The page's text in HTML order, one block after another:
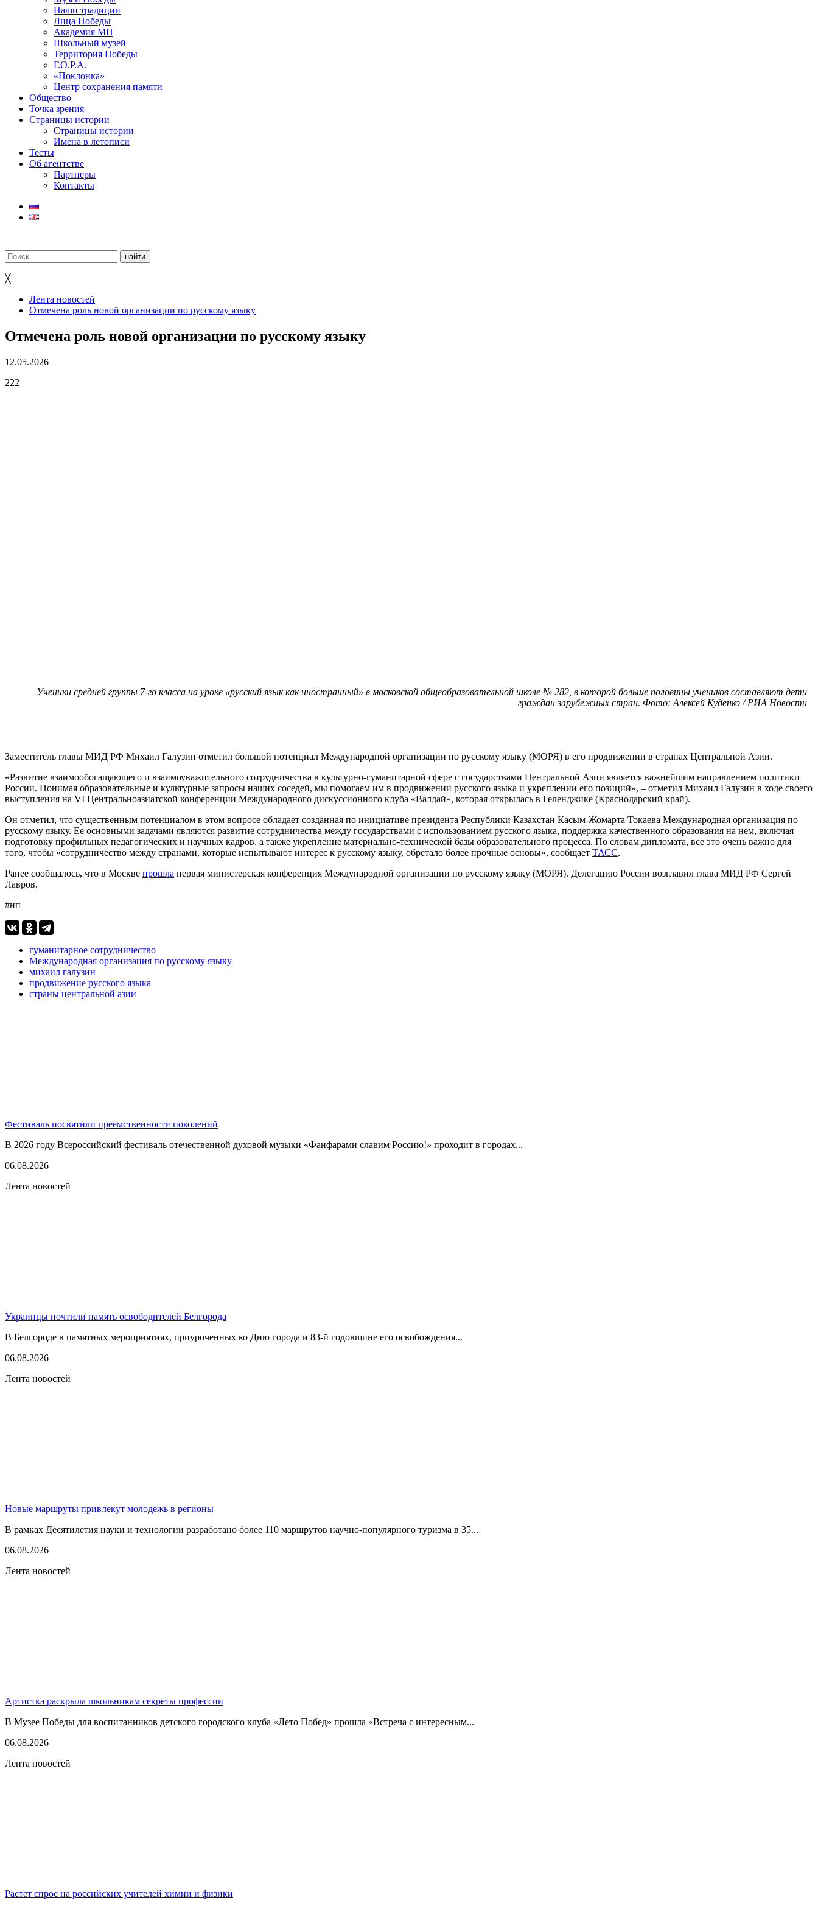
Наши традиции
Лица Победы
Академия МП
Школьный музей
Территория Победы
Г.О.Р.А.
«Поклонка»
Центр сохранения памяти
Общество
Точка зрения
Страницы истории
Страницы истории
Имена в летописи
Тесты
Об агентстве
Партнеры
Контакты
╳
Лента новостей
Отмечена роль новой организации по русскому языку
Отмечена роль новой организации по русскому языку
12.05.2026
222
Ученики средней группы 7-го класса на уроке «русский язык как иностранный» в московской общеобразовательной школе № 282, в которой больше половины учеников составляют дети
граждан зарубежных стран. Фото: Алексей Куденко / РИА Новости
Заместитель главы МИД РФ Михаил Галузин отметил большой потенциал Международной организации по русскому языку (МОРЯ) в его продвижении в странах Центральной Азии.
«Развитие взаимообогащающего и взаимоуважительного сотрудничества в культурно-гуманитарной сфере с государствами Центральной Азии является важнейшим направлением политики
России. Понимая образовательные и культурные запросы наших соседей, мы помогаем им в продвижении русского языка и укреплении его позиций», – отметил Михаил Галузин в ходе своего
выступления на VI Центральноазиатской конференции Международного дискуссионного клуба «Валдай», которая открылась в Геленджике (Краснодарский край).
Он отметил, что существенным потенциалом в этом вопросе обладает созданная по инициативе президента Республики Казахстан Касым-Жомарта Токаева Международная организация по
русскому языку. Ее основными задачами являются развитие сотрудничества между государствами с использованием русского языка, поддержка качественного образования на нем, включая
подготовку профильных педагогических и научных кадров, а также укрепление материально-технической базы образовательного процесса. По словам дипломата, все это очень важно для
того, чтобы «сотрудничество между странами, которые испытывают интерес к русскому языку, обретало более прочные основы», сообщает ТАСС.
Ранее сообщалось, что в Москве прошла первая министерская конференция Международной организации по русскому языку (МОРЯ). Делегацию России возглавил глава МИД РФ Сергей
Лавров.
#нп
гуманитарное сотрудничество
Международная организация по русскому языку
михаил галузин
продвижение русского языка
страны центральной азии
Фестиваль посвятили преемственности поколений
В 2026 году Всероссийский фестиваль отечественной духовой музыки «Фанфарами славим Россию!» проходит в городах...
06.08.2026
Лента новостей
Украинцы почтили память освободителей Белгорода
В Белгороде в памятных мероприятиях, приуроченных ко Дню города и 83-й годовщине его освобождения...
06.08.2026
Лента новостей
Новые маршруты привлекут молодежь в регионы
В рамках Десятилетия науки и технологии разработано более 110 маршрутов научно-популярного туризма в 35...
06.08.2026
Лента новостей
Артистка раскрыла школьникам секреты профессии
В Музее Победы для воспитанников детского городского клуба «Лето Побед» прошла «Встреча с интересным...
06.08.2026
Лента новостей
Растет спрос на российских учителей химии и физики